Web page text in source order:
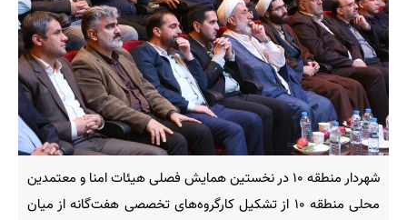
شهردار منطقه ۱۰ در نخستین همایش فصلی هیئات امنا و معتمدین
محلی منطقه ۱۰ از تشکیل کارگروه‌های تخصصی هفت‌گانه از میان